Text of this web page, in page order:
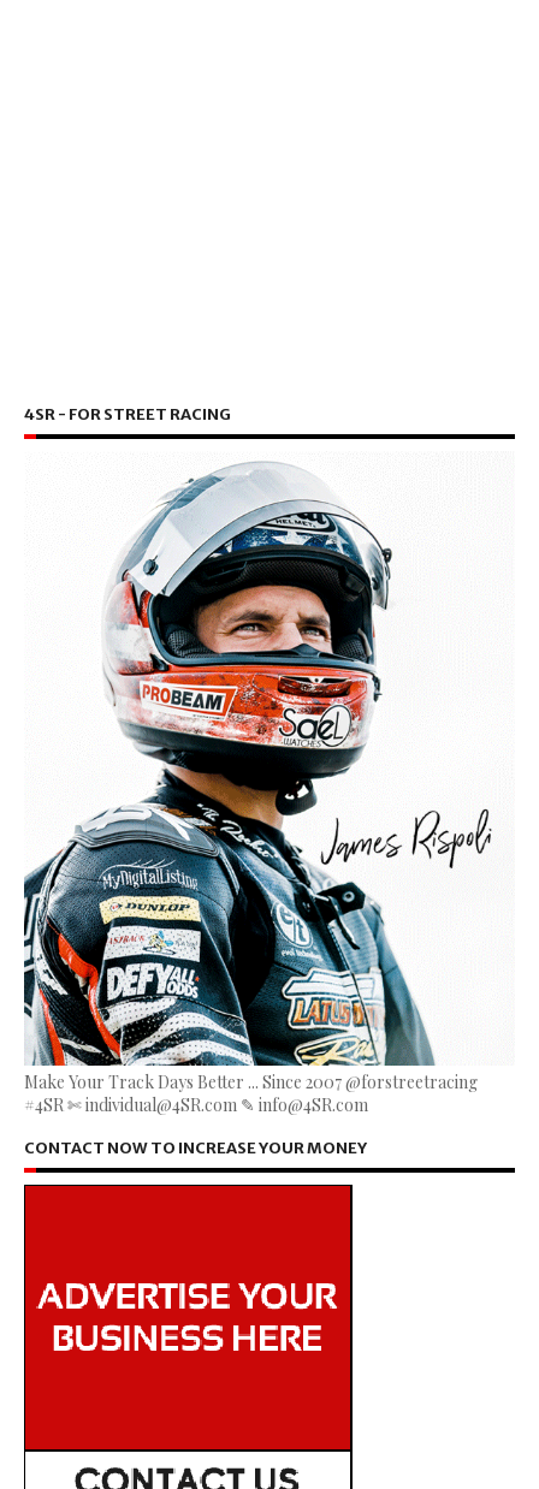
4SR - FOR STREET RACING
Make Your Track Days Better ... Since 2007 @forstreetracing
#4SR ✄ individual@4SR.com ✎ info@4SR.com
CONTACT NOW TO INCREASE YOUR MONEY